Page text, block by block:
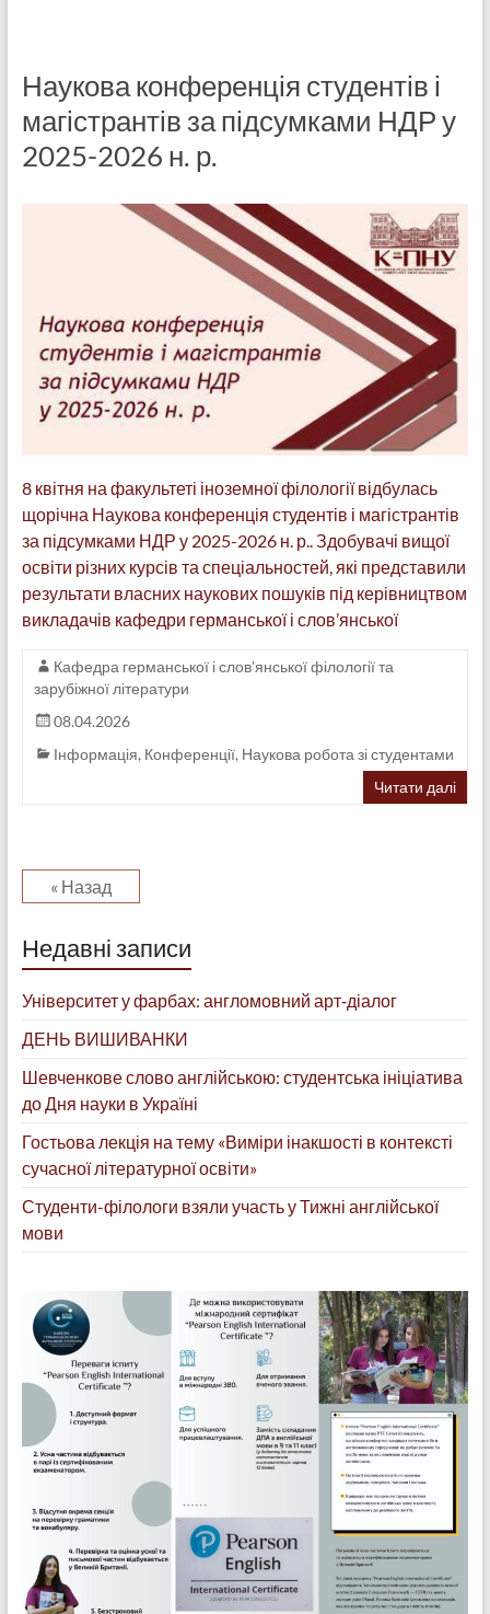
Наукова конференція студентів і
магістрантів за підсумками НДР у
2025-2026 н. р.
8 квітня на факультеті іноземної філології відбулась
щорічна Наукова конференція студентів і магістрантів
за підсумками НДР у 2025-2026 н. р.. Здобувачі вищої
освіти різних курсів та спеціальностей, які представили
результати власних наукових пошуків під керівництвом
викладачів кафедри германської і слов’янської
Кафедра германської і слов'янської філології та
зарубіжної літератури
08.04.2026
Інформація, Конференції, Наукова робота зі студентами
Читати далі
« Назад
Недавні записи
Університет у фарбах: англомовний арт‑діалог
ДЕНЬ ВИШИВАНКИ
Шевченкове слово англійською: студентська ініціатива
до Дня науки в Україні
Гостьова лекція на тему «Виміри інакшості в контексті
сучасної літературної освіти»
Студенти-філологи взяли участь у Тижні англійської
мови